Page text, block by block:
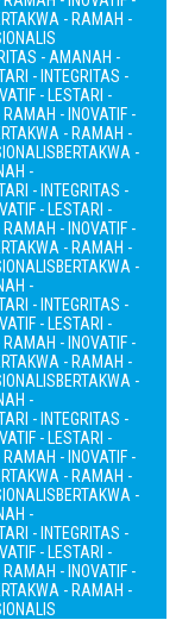
- RAMAH -
- AMANAH -
- INTEGRITAS -
- LESTARI -
RAMAH - INOVATIF -
- RAMAH -
BERTAKWA -
-
- INTEGRITAS -
- LESTARI -
RAMAH - INOVATIF -
- RAMAH -
BERTAKWA -
-
- INTEGRITAS -
- LESTARI -
RAMAH - INOVATIF -
- RAMAH -
BERTAKWA -
-
- INTEGRITAS -
- LESTARI -
RAMAH - INOVATIF -
- RAMAH -
BERTAKWA -
-
- INTEGRITAS -
- LESTARI -
RAMAH - INOVATIF -
- RAMAH -